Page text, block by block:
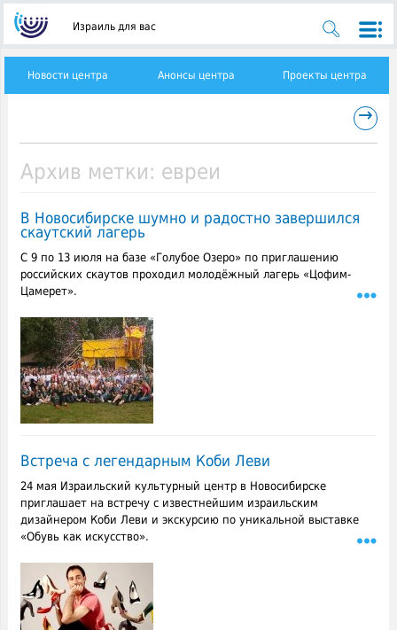
Израиль для вас
Новости центра Анонсы центра Проекты центра
→
Архив метки: евреи
В Новосибирске шумно и радостно завершился
скаутский лагерь
С 9 по 13 июля на базе «Голубое Озеро» по приглашению
российских скаутов проходил молодёжный лагерь «Цофим-
Цамерет».
Встреча с легендарным Коби Леви
24 мая Израильский культурный центр в Новосибирске
приглашает на встречу с известнейшим израильским
дизайнером Коби Леви и экскурсию по уникальной выставке
«Обувь как искусство».